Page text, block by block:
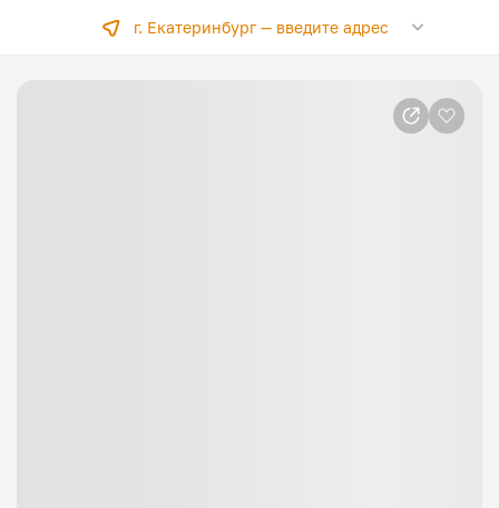
г. Екатеринбург —введите адрес